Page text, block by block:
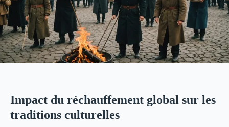
Impact du réchauffement global sur les
traditions culturelles